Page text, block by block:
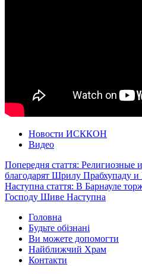
Новости ИСККОН
Видео
Попередня стаття: Религиозные
благодарят Шрилу
Наступна стаття: В Барнауле
Господу Шиве Наступна
Головна
Будьте обізнані
Ви можете допомогти
Найближчий Храм
Контакти